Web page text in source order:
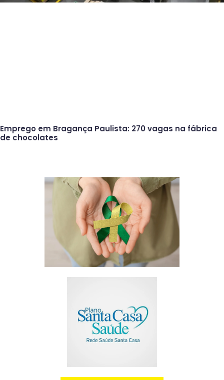
Emprego em Bragança Paulista: 270 vagas na fábrica
de chocolates